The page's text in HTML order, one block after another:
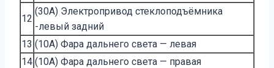
12
(30A) Электропривод стеклоподъёмника
-левый задний
13 (10A) Фара дальнего света — левая
14 (10A) Фара дальнего света — правая